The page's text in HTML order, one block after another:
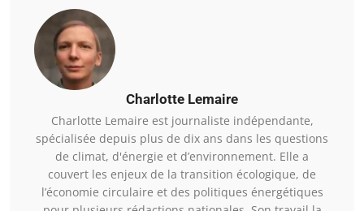
Charlotte Lemaire
Charlotte Lemaire est journaliste indépendante,
spécialisée depuis plus de dix ans dans les questions
de climat, d'énergie et d’environnement. Elle a
couvert les enjeux de la transition écologique, de
l’économie circulaire et des politiques énergétiques